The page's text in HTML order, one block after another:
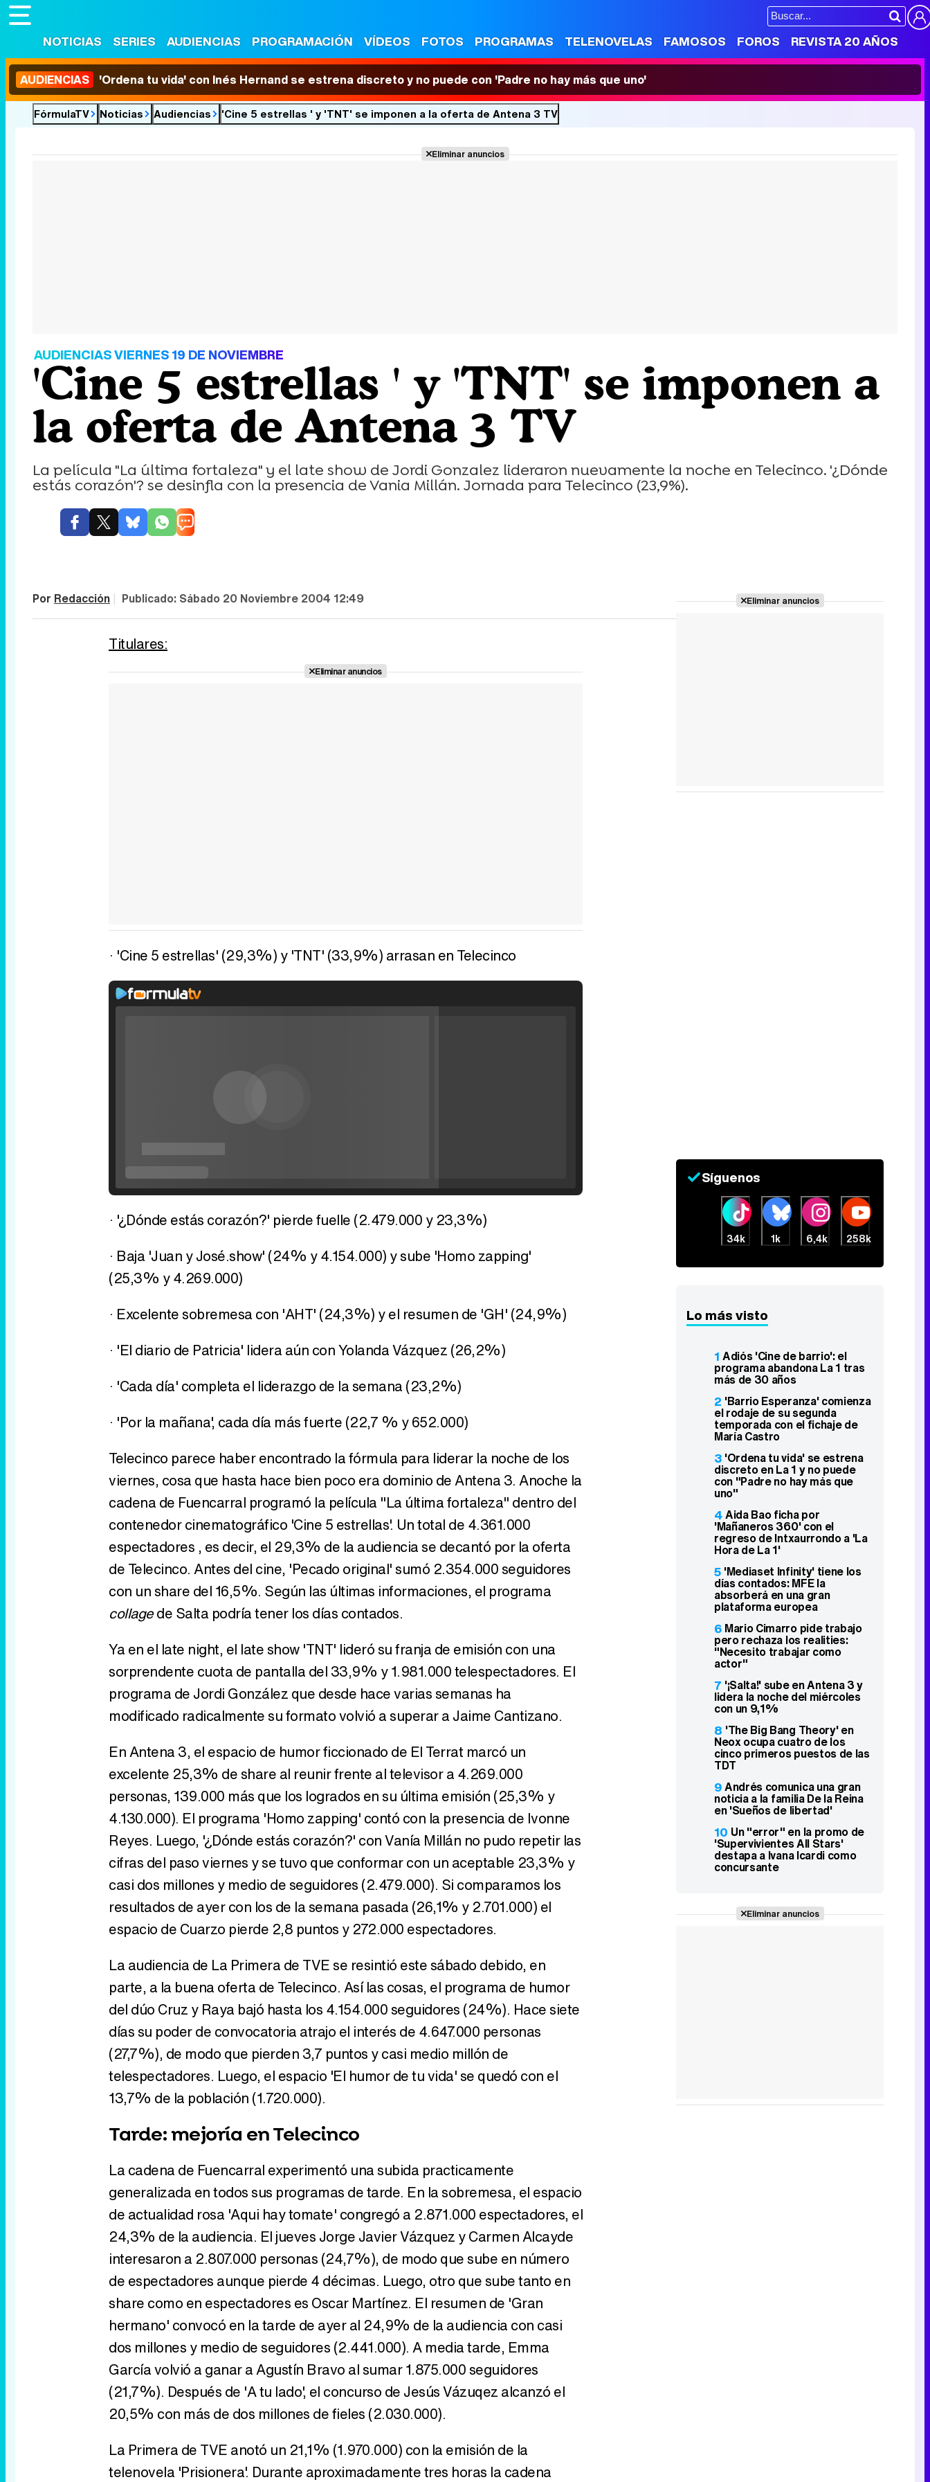
NOTICIAS SERIES AUDIENCIAS PROGRAMACIÓN VÍDEOS FOTOS PROGRAMAS TELENOVELAS FAMOSOS FOROS REVISTA 20 AÑOS
AUDIENCIAS 'Ordena tu vida' con Inés Hernand se estrena discreto y no puede con 'Padre no hay más que uno'
FórmulaTV Noticias Audiencias 'Cine 5 estrellas ' y 'TNT' se imponen a la oferta de Antena 3 TV
Eliminar anuncios
AUDIENCIAS VIERNES 19 DE NOVIEMBRE
'Cine 5 estrellas ' y 'TNT' se imponen a
la oferta de Antena 3 TV
La película "La última fortaleza" y el late show de Jordi Gonzalez lideraron nuevamente la noche en Telecinco. '¿Dónde
estás corazón'? se desinfla con la presencia de Vania Millán. Jornada para Telecinco (23,9%).
Por Redacción | Publicado: Sábado 20 Noviembre 2004 12:49
Titulares:
Eliminar anuncios
· 'Cine 5 estrellas' (29,3%) y 'TNT' (33,9%) arrasan en Telecinco
Tráiler en catalán de 'Ravalear', la nueva serie de HBO Max sobre los fondos buitre
Canción ganadora de Eurovisión 2026: DARA con "Bangaranga" por Bulgaria
· '¿Dónde estás corazón?' pierde fuelle (2.479.000 y 23,3%)
· Baja 'Juan y José.show' (24% y 4.154.000) y sube 'Homo zapping'
(25,3% y 4.269.000)
· Excelente sobremesa con 'AHT' (24,3%) y el resumen de 'GH' (24,9%)
· 'El diario de Patricia' lidera aún con Yolanda Vázquez (26,2%)
· 'Cada día' completa el liderazgo de la semana (23,2%)
· 'Por la mañana', cada día más fuerte (22,7 % y 652.000)
Telecinco parece haber encontrado la fórmula para liderar la noche de los
viernes, cosa que hasta hace bien poco era dominio de Antena 3. Anoche la
cadena de Fuencarral programó la película "La última fortaleza" dentro del
contenedor cinematográfico 'Cine 5 estrellas'. Un total de 4.361.000
espectadores , es decir, el 29,3% de la audiencia se decantó por la oferta
de Telecinco. Antes del cine, 'Pecado original' sumó 2.354.000 seguidores
con un share del 16,5%. Según las últimas informaciones, el programa
collagede Salta podría tener los días contados.
Ya en el late night, el late show 'TNT' lideró su franja de emisión con una
sorprendente cuota de pantalla del 33,9% y 1.981.000 telespectadores. El
programa de Jordi González que desde hace varias semanas ha
modificado radicalmente su formato volvió a superar a Jaime Cantizano.
En Antena 3, el espacio de humor ficcionado de El Terrat marcó un
excelente 25,3% de share al reunir frente al televisor a 4.269.000
personas, 139.000 más que los logrados en su última emisión (25,3% y
4.130.000). El programa 'Homo zapping' contó con la presencia de Ivonne
Reyes. Luego, '¿Dónde estás corazón?' con Vanía Millán no pudo repetir las
cifras del paso viernes y se tuvo que conformar con un aceptable 23,3% y
casi dos millones y medio de seguidores (2.479.000). Si comparamos los
resultados de ayer con los de la semana pasada (26,1% y 2.701.000) el
espacio de Cuarzo pierde 2,8 puntos y 272.000 espectadores.
La audiencia de La Primera de TVE se resintió este sábado debido, en
parte, a la buena oferta de Telecinco. Así las cosas, el programa de humor
del dúo Cruz y Raya bajó hasta los 4.154.000 seguidores (24%). Hace siete
días su poder de convocatoria atrajo el interés de 4.647.000 personas
(27,7%), de modo que pierden 3,7 puntos y casi medio millón de
telespectadores. Luego, el espacio 'El humor de tu vida' se quedó con el
13,7% de la población (1.720.000).
Tarde: mejoría en Telecinco
La cadena de Fuencarral experimentó una subida practicamente
generalizada en todos sus programas de tarde. En la sobremesa, el espacio
de actualidad rosa 'Aqui hay tomate' congregó a 2.871.000 espectadores, el
24,3% de la audiencia. El jueves Jorge Javier Vázquez y Carmen Alcayde
interesaron a 2.807.000 personas (24,7%), de modo que sube en número
de espectadores aunque pierde 4 décimas. Luego, otro que sube tanto en
share como en espectadores es Oscar Martínez. El resumen de 'Gran
hermano' convocó en la tarde de ayer al 24,9% de la audiencia con casi
dos millones y medio de seguidores (2.441.000). A media tarde, Emma
García volvió a ganar a Agustín Bravo al sumar 1.875.000 seguidores
(21,7%). Después de 'A tu lado', el concurso de Jesús Vázuqez alcanzó el
20,5% con más de dos millones de fieles (2.030.000).
La Primera de TVE anotó un 21,1% (1.970.000) con la emisión de la
telenovela 'Prisionera'. Durante aproximadamente tres horas la cadena
Eliminar anuncios
Síguenos
34k 1k 6,4k 258k
Lo más visto
1 Adiós 'Cine de barrio': el
programa abandona La 1 tras
más de 30 años
2 'Barrio Esperanza' comienza
el rodaje de su segunda
temporada con el fichaje de
María Castro
3 'Ordena tu vida' se estrena
discreto en La 1 y no puede
con "Padre no hay más que
uno"
4Aida Bao ficha por
'Mañaneros 360' con el
regreso de Intxaurrondo a 'La
Hora de La 1'
5 'Mediaset Infinity' tiene los
días contados: MFE la
absorberá en una gran
plataforma europea
6 Mario Cimarro pide trabajo
pero rechaza los realities:
"Necesito trabajar como
actor"
7 '¡Salta!' sube en Antena 3 y
lidera la noche del miércoles
con un 9,1%
8 'The Big Bang Theory' en
Neox ocupa cuatro de los
cinco primeros puestos de las
TDT
9Andrés comunica una gran
noticia a la familia De la Reina
en 'Sueños de libertad'
10 Un "error" en la promo de
'Supervivientes All Stars'
destapa a Ivana Icardi como
concursante
Eliminar anuncios